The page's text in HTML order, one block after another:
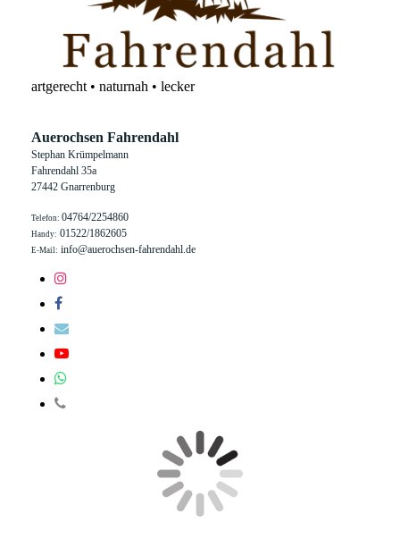
artgerecht • naturnah • lecker
Auerochsen Fahrendahl
Stephan Krümpelmann
Fahrendahl 35a
27442 Gnarrenburg
Telefon: 04764/2254860
Handy: 01522/1862605
E-Mail: info@auerochsen-fahrendahl.de